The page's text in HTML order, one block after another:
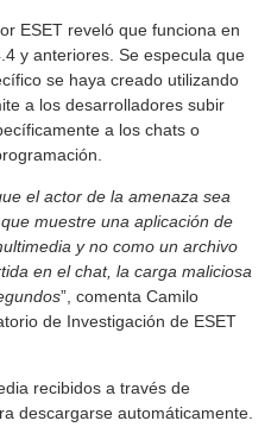
ESET reveló que funciona en
y anteriores. Se especula que
se haya creado utilizando
a los desarrolladores subir
a los chats o
el actor de la amenaza sea
muestre una aplicación de
y no como un archivo
en el chat, la carga maliciosa
”, comenta Camilo
de Investigación de ESET
recibidos a través de
descargarse automáticamente.